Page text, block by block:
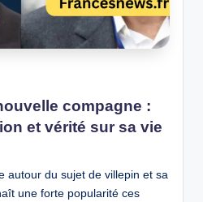
compagne :
et vérité sur sa vie
autour du sujet de villepin et sa
une forte popularité ces